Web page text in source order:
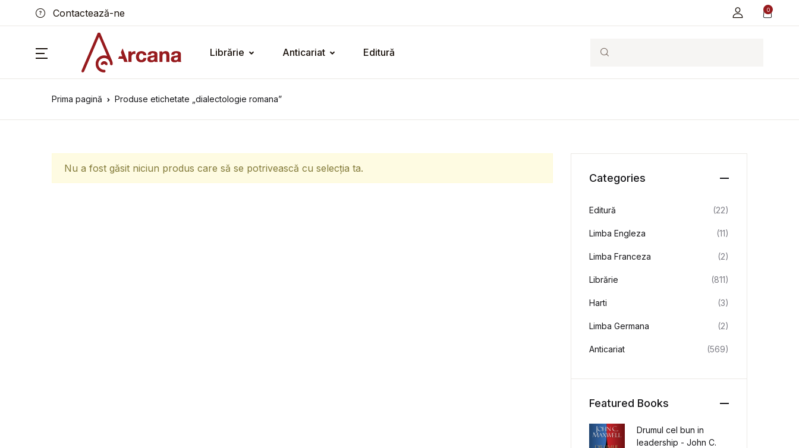
Contactează-ne 0
Librărie Anticariat Editură Search
Prima pagină Produse etichetate „dialectologie romana”
Nu a fost găsit niciun produs care să se potrivească cu selecția ta.
Categories
Editură (22)
Limba Engleza (11)
Limba Franceza (2)
Librărie (811)
Harti (3)
Limba Germana (2)
Anticariat (569)
Featured Books
Drumul cel bun in
leadership - John C.